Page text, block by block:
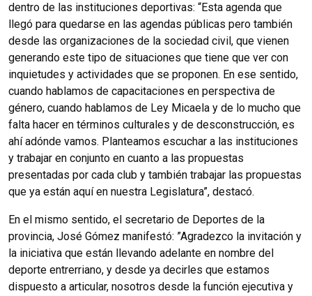
dentro de las instituciones deportivas: “Esta agenda que
llegó para quedarse en las agendas públicas pero también
desde las organizaciones de la sociedad civil, que vienen
generando este tipo de situaciones que tiene que ver con
inquietudes y actividades que se proponen. En ese sentido,
cuando hablamos de capacitaciones en perspectiva de
género, cuando hablamos de Ley Micaela y de lo mucho que
falta hacer en términos culturales y de desconstrucción, es
ahí adónde vamos. Planteamos escuchar a las instituciones
y trabajar en conjunto en cuanto a las propuestas
presentadas por cada club y también trabajar las propuestas
que ya están aquí en nuestra Legislatura”, destacó.
En el mismo sentido, el secretario de Deportes de la
provincia, José Gómez manifestó: ”Agradezco la invitación y
la iniciativa que están llevando adelante en nombre del
deporte entrerriano, y desde ya decirles que estamos
dispuesto a articular, nosotros desde la función ejecutiva y